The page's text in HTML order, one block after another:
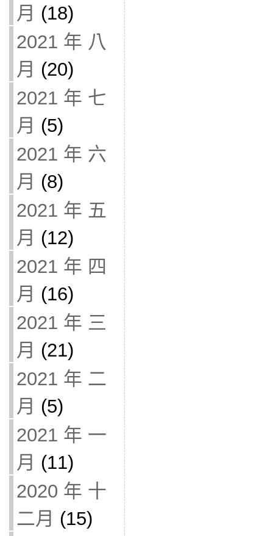
月 (18)
2021 年 八
月 (20)
2021 年 七
月 (5)
2021 年 六
月 (8)
2021 年 五
月 (12)
2021 年 四
月 (16)
2021 年 三
月 (21)
2021 年 二
月 (5)
2021 年 一
月 (11)
2020 年 十
二月 (15)